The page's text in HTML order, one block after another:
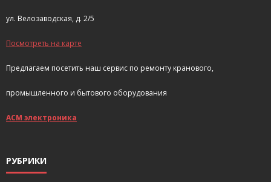
ул. Велозаводская, д. 2/5
Посмотреть на карте
Предлагаем посетить наш сервис по ремонту кранового,
промышленного и бытового оборудования
АСМ электроника
РУБРИКИ